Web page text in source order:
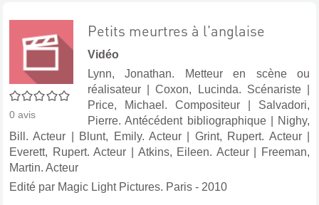
0/5
0 avis
Petits meurtres à l'anglaise
Vidéo
Lynn, Jonathan. Metteur en scène ou
réalisateur |Coxon, Lucinda. Scénariste|
Price, Michael. Compositeur
Salvadori,
Pierre. Antécédent bibliographique|
Nighy,
Bill. Acteur
Blunt, Emily. Acteur Grint, Rupert. Acteur|
Everett, Rupert. Acteur
Atkins, Eileen. Acteur|
Freeman,
Martin. Acteur
Edité par Magic Light Pictures. Paris - 2010